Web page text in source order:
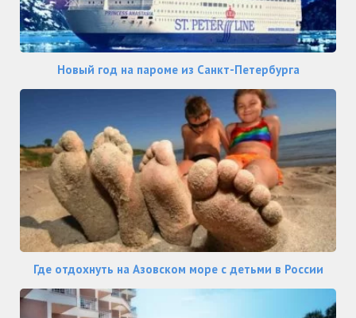
Новый год на пароме из Санкт-Петербурга
Где отдохнуть на Азовском море с детьми в России